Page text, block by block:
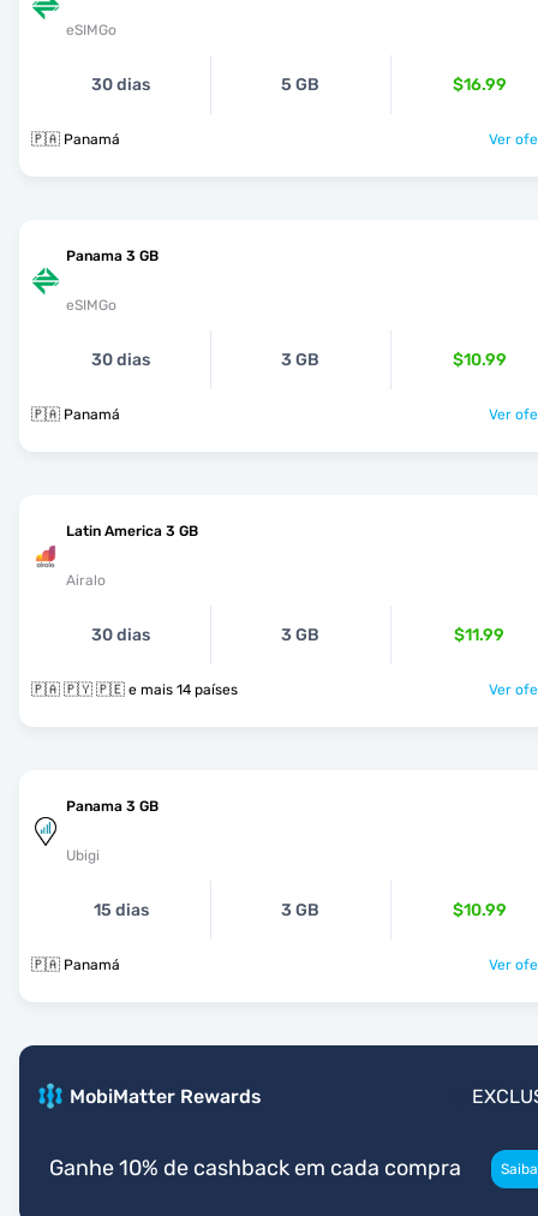
eSIMGo
30 dias 5 GB $16.99
🇵🇦 Panamá Ver
Panama 3 GB
eSIMGo
30 dias 3 GB $10.99
🇵🇦 Panamá Ver
Latin America 3 GB
Airalo
30 dias 3 GB $11.99
🇵🇦 🇵🇾 🇵🇪 e mais 14 países Ver
Panama 3 GB
Ubigi
15 dias 3 GB $10.99
🇵🇦 Panamá Ver
MobiMatter Rewards
Ganhe 10% de cashback em cada compra